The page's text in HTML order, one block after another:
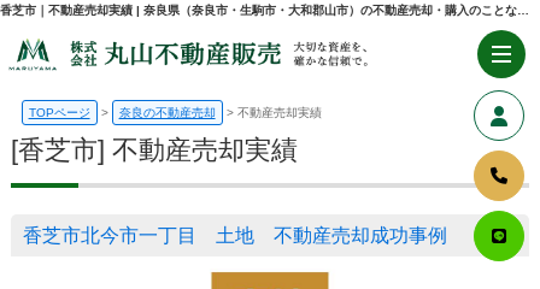
TOPページ 奈良の不動産売却 不動産売却実績
[香芝市] 不動産売却実績
香芝市北今市一丁目 土地 不動産売却成功事例